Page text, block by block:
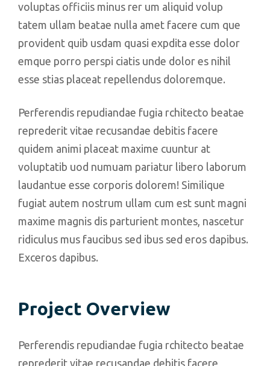
voluptas officiis minus rer um aliquid volup
tatem ullam beatae nulla amet facere cum que
provident quib usdam quasi expdita esse dolor
emque porro perspi ciatis unde dolor es nihil
esse stias placeat repellendus doloremque.
Perferendis repudiandae fugia rchitecto beatae
reprederit vitae recusandae debitis facere
quidem animi placeat maxime cuuntur at
voluptatib uod numuam pariatur libero laborum
laudantue esse corporis dolorem! Similique
fugiat autem nostrum ullam cum est sunt magni
maxime magnis dis parturient montes, nascetur
ridiculus mus faucibus sed ibus sed eros dapibus.
Exceros dapibus.
Project Overview
Perferendis repudiandae fugia rchitecto beatae
reprederit vitae recusandae debitis facere